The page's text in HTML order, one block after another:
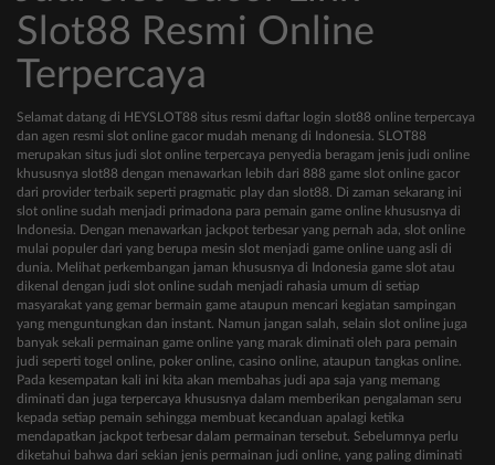
Slot88 Resmi Online
Terpercaya
Selamat datang di HEYSLOT88 situs resmi daftar login slot88 online terpercaya
dan agen resmi slot online gacor mudah menang di Indonesia. SLOT88
merupakan situs judi slot online terpercaya penyedia beragam jenis judi online
khususnya slot88 dengan menawarkan lebih dari 888 game slot online gacor
dari provider terbaik seperti pragmatic play dan slot88. Di zaman sekarang ini
slot online sudah menjadi primadona para pemain game online khususnya di
Indonesia. Dengan menawarkan jackpot terbesar yang pernah ada, slot online
mulai populer dari yang berupa mesin slot menjadi game online uang asli di
dunia. Melihat perkembangan jaman khususnya di Indonesia game slot atau
dikenal dengan judi slot online sudah menjadi rahasia umum di setiap
masyarakat yang gemar bermain game ataupun mencari kegiatan sampingan
yang menguntungkan dan instant. Namun jangan salah, selain slot online juga
banyak sekali permainan game online yang marak diminati oleh para pemain
judi seperti togel online, poker online, casino online, ataupun tangkas online.
Pada kesempatan kali ini kita akan membahas judi apa saja yang memang
diminati dan juga terpercaya khususnya dalam memberikan pengalaman seru
kepada setiap pemain sehingga membuat kecanduan apalagi ketika
mendapatkan jackpot terbesar dalam permainan tersebut. Sebelumnya perlu
diketahui bahwa dari sekian jenis permainan judi online, yang paling diminati